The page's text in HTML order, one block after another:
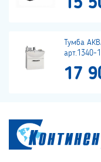
15
Тумба
арт.1340-1
17